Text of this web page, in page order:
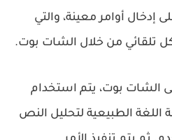
إدخال أوامر معينة، والتي
تلقائي من خلال الشات بوت.
الشات بوت، يتم استخدام
اللغة الطبيعية لتحليل النص